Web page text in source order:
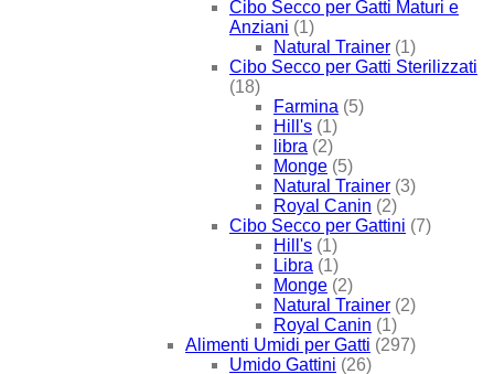
Cibo Secco per Gatti Maturi e
Anziani (1)
Natural Trainer (1)
Cibo Secco per Gatti Sterilizzati
(18)
Farmina (5)
Hill's (1)
libra (2)
Monge (5)
Natural Trainer (3)
Royal Canin (2)
Cibo Secco per Gattini (7)
Hill's (1)
Libra (1)
Monge (2)
Natural Trainer (2)
Royal Canin (1)
Alimenti Umidi per Gatti (297)
Umido Gattini (26)